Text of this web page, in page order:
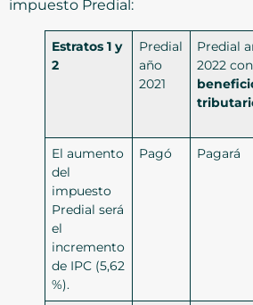
impuesto Predial:
Estratos 1 y
2
Predial
año
2021
Predial
2022 con
El aumento
del
impuesto
Predial será
el
incremento
de IPC (5,62
%).
Pagó Pagará